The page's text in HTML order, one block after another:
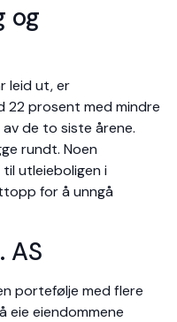
og
leid ut, er
22 prosent med mindre
de to siste årene.
rundt. Noen
utleieboligen i
for å unngå
AS
portefølje med flere
eie eiendommene